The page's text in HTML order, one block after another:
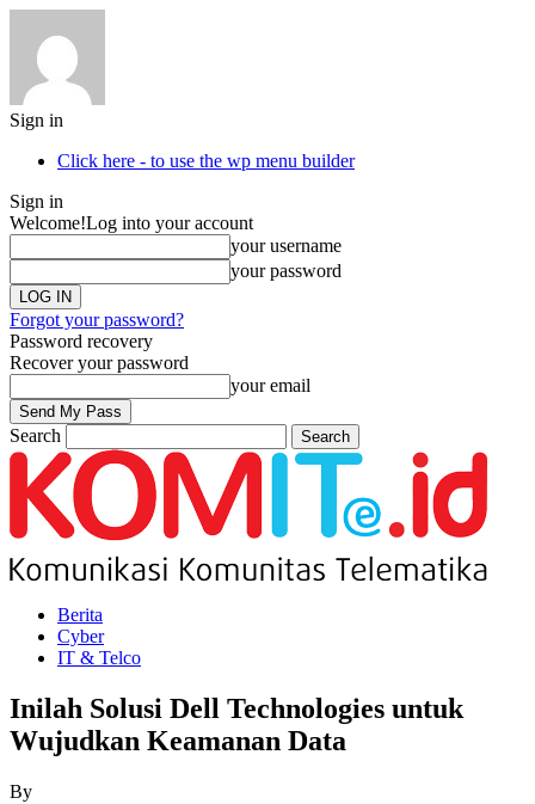
Sign in
Click here - to use the wp menu builder
Sign in
Welcome!Log into your account
your username
your password
Forgot your password?
Password recovery
Recover your password
your email
Search
Berita
Cyber
IT & Telco
Inilah Solusi Dell Technologies untuk
Wujudkan Keamanan Data
By